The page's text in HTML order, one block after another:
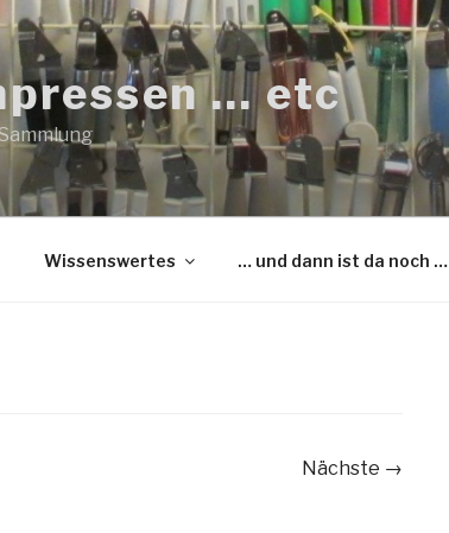
… etc
Wissenswertes … und dann ist da noch …
Nächste →